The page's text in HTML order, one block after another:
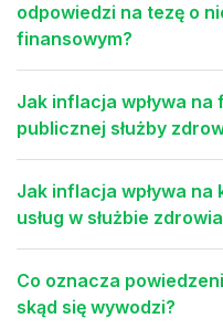
odpowiedzi na tezę o
finansowym?
Jak inflacja wpływa na
publicznej służby
Jak inflacja wpływa
usług w służbie
Co oznacza
skąd się wywodzi?